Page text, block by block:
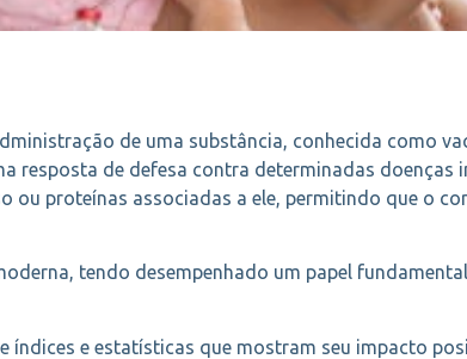
de uma substância, conhecida como
resposta de defesa contra determinadas doenças
proteínas associadas a ele, permitindo que o
tendo desempenhado um papel
índices e estatísticas que mostram seu impacto